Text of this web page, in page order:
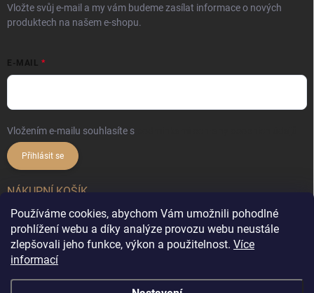
Používáme cookies, abychom Vám umožnili pohodlné
prohlížení webu a díky analýze provozu webu neustále
zlepšovali jeho funkce, výkon a použitelnost. Více
informací
Vložte svůj e-mail a my vám budeme zasílat informace o nových
produktech na našem e-shopu.
E-MAIL
Vložením e-mailu souhlasíte s
Přihlásit se
NÁKUPNÍ KOŠÍK
0ks /0 Kč
. Všechna práva vyhrazena.